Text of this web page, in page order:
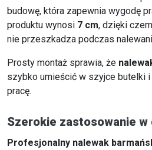
budowę, która zapewnia wygodę
produktu wynosi 7 cm, dzięki
nie przeszkadza podczas
Prosty montaż sprawia, że
szybko umieścić w szyjce butelki
pracę.
Szerokie zastosowanie
Profesjonalny nalewak